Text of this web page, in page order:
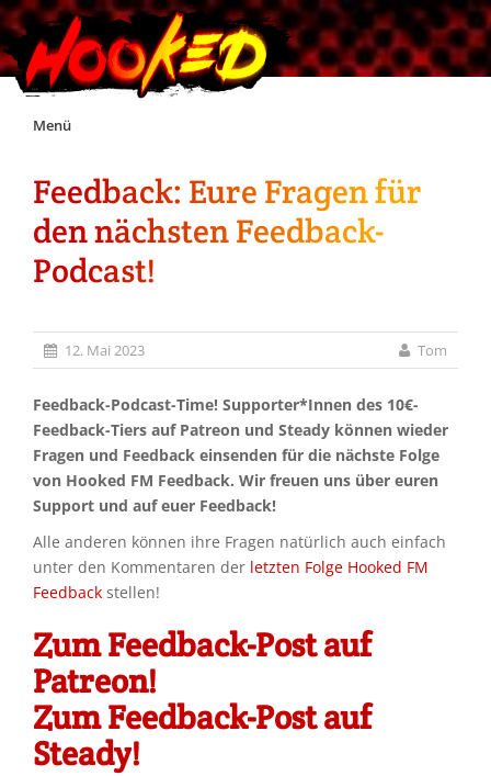
Skip
Menü
Unterstützt Hooked!
Exklusiv für Supporter*innen
Feedback: Eure Fragen für
den nächsten Feedback-
Podcast!
12. Mai 2023 Tom
Feedback-Podcast-Time! Supporter*Innen des 10€-
Feedback-Tiers auf Patreon und Steady können wieder
Fragen und Feedback einsenden für die nächste Folge
von Hooked FM Feedback. Wir freuen uns über euren
Support und auf euer Feedback!
Alle anderen können ihre Fragen natürlich auch einfach
unter den Kommentaren der letzten Folge Hooked FM
Feedback stellen!
Zum Feedback-Post auf
Patreon!
Zum Feedback-Post auf
Steady!